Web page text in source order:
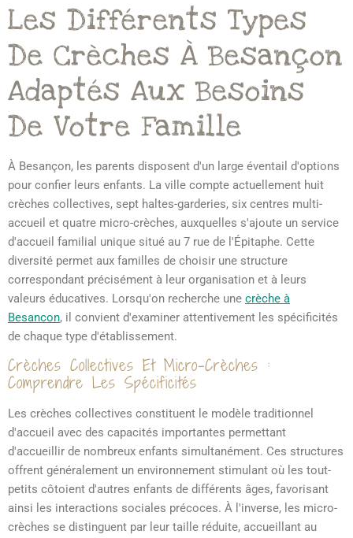
Les Différents Types
De Crèches À Besançon
Adaptés Aux Besoins
De Votre Famille
À Besançon, les parents disposent d'un large éventail d'options
pour confier leurs enfants. La ville compte actuellement huit
crèches collectives, sept haltes-garderies, six centres multi-
accueil et quatre micro-crèches, auxquelles s'ajoute un service
d'accueil familial unique situé au 7 rue de l'Épitaphe. Cette
diversité permet aux familles de choisir une structure
correspondant précisément à leur organisation et à leurs
valeurs éducatives. Lorsqu'on recherche une crèche à
Besancon, il convient d'examiner attentivement les spécificités
de chaque type d'établissement.
Crèches Collectives Et Micro-Crèches :
Comprendre Les Spécificités
Les crèches collectives constituent le modèle traditionnel
d'accueil avec des capacités importantes permettant
d'accueillir de nombreux enfants simultanément. Ces structures
offrent généralement un environnement stimulant où les tout-
petits côtoient d'autres enfants de différents âges, favorisant
ainsi les interactions sociales précoces. À l'inverse, les micro-
crèches se distinguent par leur taille réduite, accueillant au